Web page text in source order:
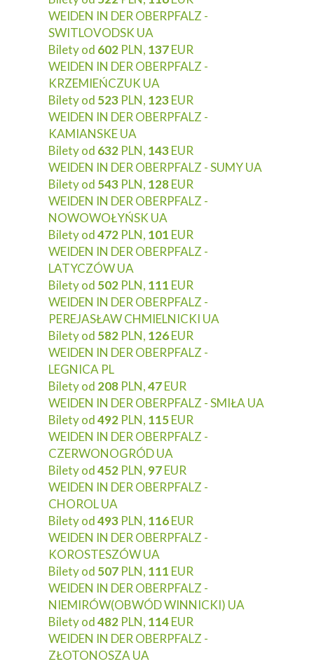
WEIDEN IN DER OBERPFALZ -
SWITLOVODSK UA
Bilety od 602 PLN, 137EUR
WEIDEN IN DER OBERPFALZ -
KRZEMIEŃCZUK UA
Bilety od 523 PLN, 123EUR
WEIDEN IN DER OBERPFALZ -
KAMIANSKE UA
Bilety od 632 PLN, 143EUR
WEIDEN IN DER OBERPFALZ - SUMY UA
Bilety od 543 PLN, 128EUR
WEIDEN IN DER OBERPFALZ -
NOWOWOŁYŃSK UA
Bilety od472 PLN, 101 EUR
WEIDEN IN DER OBERPFALZ -
LATYCZÓW UA
Bilety od 502 PLN, 111 EUR
WEIDEN IN DER OBERPFALZ -
PEREJASŁAW CHMIELNICKI UA
Bilety od 582 PLN, 126EUR
WEIDEN IN DER OBERPFALZ -
LEGNICA PL
Bilety od 208 PLN,47EUR
WEIDEN IN DER OBERPFALZ - SMIŁA UA
Bilety od492 PLN, 115EUR
WEIDEN IN DER OBERPFALZ -
CZERWONOGRÓD UA
Bilety od452 PLN, 97EUR
WEIDEN IN DER OBERPFALZ -
CHOROL UA
Bilety od493 PLN, 116EUR
WEIDEN IN DER OBERPFALZ -
KOROSTESZÓW UA
Bilety od 507 PLN, 111 EUR
WEIDEN IN DER OBERPFALZ -
NIEMIRÓW(OBWÓD WINNICKI) UA
Bilety od482 PLN, 114EUR
WEIDEN IN DER OBERPFALZ -
ZŁOTONOSZA UA